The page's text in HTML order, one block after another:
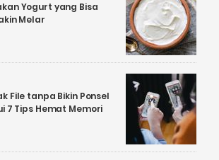
Yogurt yang Bisa
Melar
File tanpa Bikin Ponsel
7 Tips Hemat Memori